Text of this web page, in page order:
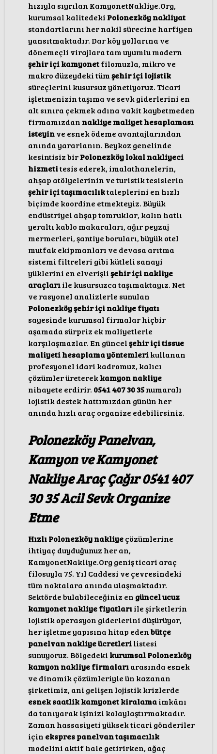
hızıyla sıyrılan KamyonetNakliye.Org,
kurumsal kalitedeki Polonezköy nakliyat
standartlarını her nakil sürecine harfiyen
yansıtmaktadır. Dar köy yollarına ve
dönemeçli virajlara tam uyumlu modern
şehir içi kamyonetfilomuzla, mikro ve
makro düzeydeki tümşehir içi lojistik
süreçlerini kusursuz yönetiyoruz. Ticari
işletmenizin taşıma ve sevk giderlerini en
alt sınıra çekmek adına vakit kaybetmeden
firmamızdan nakliye maliyet hesaplaması
isteyinve esnek ödeme avantajlarından
anında yararlanın. Beykoz genelinde
kesintisiz birPolonezköy lokal nakliyeci
hizmetitesis ederek, imalathanelerin,
ahşap atölyelerinin ve turistik tesislerin
şehir içi taşımacılıktaleplerini en hızlı
biçimde koordine etmekteyiz. Büyük
endüstriyel ahşap tomruklar, kalın hatlı
yeraltı kablo makaraları, ağır peyzaj
mermerleri, şantiye boruları, büyük otel
mutfak ekipmanları ve devasa arıtma
sistemi filtreleri gibi kütleli sanayi
yüklerini en elverişlişehir içi nakliye
araçlarıile kusursuzca taşımaktayız. Net
ve rasyonel analizlerle sunulan
Polonezköy şehir içi nakliye fiyatı
sayesinde kurumsal firmalar hiçbir
aşamada sürpriz ek maliyetlerle
karşılaşmazlar. En güncelşehir içi tissue
maliyeti hesaplama yöntemlerikullanan
profesyonel idari kadromuz, kalıcı
çözümler üreterekkamyon nakliye
nihayete erdirir. 0541 407 30 35numaralı
lojistik destek hattımızdan günün her
anında hızlı araç organize edebilirsiniz.
Polonezköy Panelvan,
Kamyon ve Kamyonet
Nakliye Araç Çağır 0541 407
30 35 Acil Sevk Organize
Etme
Hızlı Polonezköy nakliyeçözümlerine
ihtiyaç duyduğunuz her an,
KamyonetNakliye.Org geniş ticari araç
filosuyla 75. Yıl Caddesi ve çevresindeki
tüm noktalara anında ulaşmaktadır.
Sektörde bulabileceğiniz en güncel ucuz
kamyonet nakliye fiyatlarıile şirketlerin
lojistik operasyon giderlerini düşürüyor,
her işletme yapısına hitap edenbütçe
panelvan nakliye ücretlerilistesi
sunuyoruz. Bölgedeki kurumsal Polonezköy
kamyon nakliye firmalarıarasında esnek
ve dinamik çözümleriyle ün kazanan
şirketimiz, ani gelişen lojistik krizlerde
esnek saatlik kamyonet kiralamaimkânı
da tanıyarak işinizi kolaylaştırmaktadır.
Zaman hassasiyeti yüksek ticari gönderiler
için ekspres panelvan taşımacılık
modelini aktif hale getirirken, ağaç